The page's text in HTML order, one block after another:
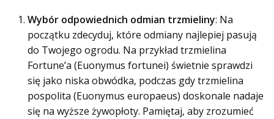
Wybór odpowiednich odmian trzmieliny: Na
początku zdecyduj, które odmiany najlepiej pasują
do Twojego ogrodu. Na przykład trzmielina
Fortune’a (Euonymus fortunei) świetnie sprawdzi
się jako niska obwódka, podczas gdy trzmielina
pospolita (Euonymus europaeus) doskonale nadaje
się na wyższe żywopłoty. Pamiętaj, aby zrozumieć